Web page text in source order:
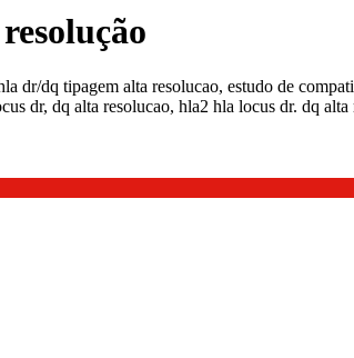
dr/dq tipagem alta resolucao, estudo de
dr, dq alta resolucao, hla2 hla locus dr. dq